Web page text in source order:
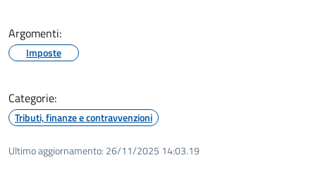
Argomenti:
Imposte
Categorie:
Tributi, finanze e contravvenzioni
Ultimo aggiornamento: 26/11/2025 14:03.19